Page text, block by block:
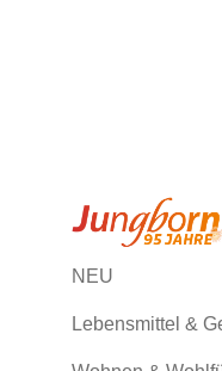
NEU
Lebensmittel &